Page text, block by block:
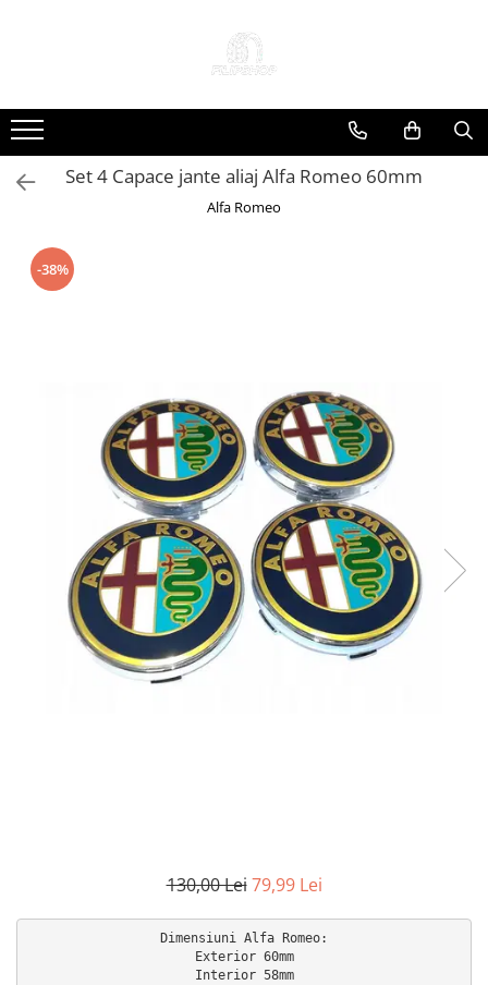
Anvelope
Anvelope Reconstruite
Anvelope Second-Hand
Capace Jante
Jante
Accesorii Exterior Auto
Accesorii interior auto
Huse Scaun
Inele de Ghidaj
Întreținere Auto
Pistoale de curatat (tornadoare)
Pistoale Profesionale
Set 4 Capace jante aliaj Alfa Romeo 60mm
Alfa Romeo
-38%
130,00 Lei 79,99 Lei
Dimensiuni Alfa Romeo:
Exterior 60mm
Interior 58mm